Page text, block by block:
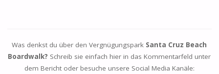
Was denkst du über den Vergnügungspark Santa Cruz Beach
Boardwalk? Schreib sie einfach hier in das Kommentarfeld unter
dem Bericht oder besuche unsere Social Media Kanäle: